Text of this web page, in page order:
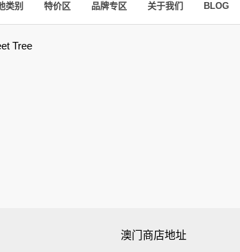
类别 特价区 品牌专区 关于我们 BLOG
Tree
澳门商店地址